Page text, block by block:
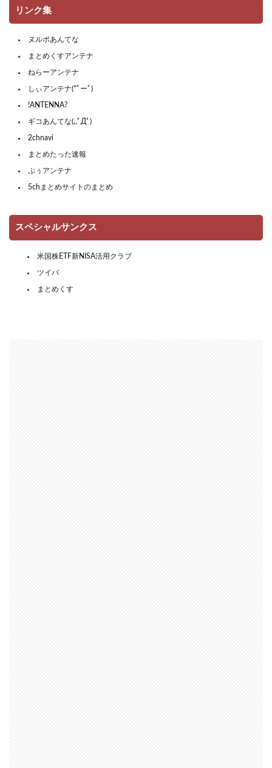
リンク集
ヌルポあんてな
まとめくすアンテナ
ねらーアンテナ
しぃアンテナ(*ﾟーﾟ)
!ANTENNA?
ギコあんてな(,,ﾟДﾟ)
2chnavi
まとめたった速報
ぷぅアンテナ
5chまとめサイトのまとめ
スペシャルサンクス
米国株ETF新NISA活用クラブ
ツイバ
まとめくす